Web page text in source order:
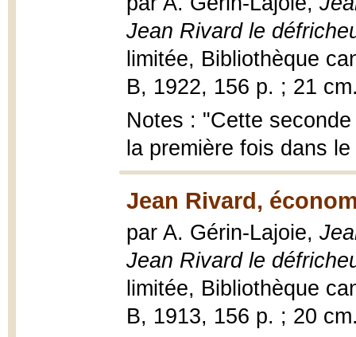
Jean Rivard le
limitée, Bibliothèque
B, 1922, 156 p. ; 21
Notes : "Cette
la première fois dans
Jean Rivard,
par A. Gérin-Lajoie,
Jean Rivard le
limitée, Bibliothèque
B, 1913, 156 p. ; 20